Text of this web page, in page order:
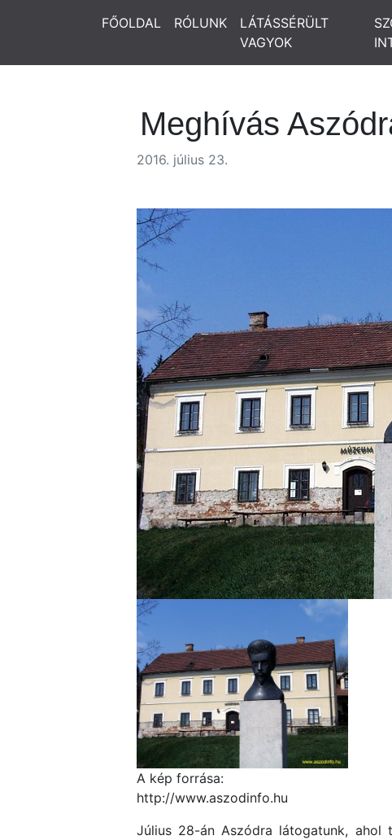
FŐOLDAL RÓLUNK
LÁTÁSSÉRÜLT
VAGYOK
Meghívás
2016. július 23.
A kép forrása:
http://www.aszodinfo.hu
Július 28-án Aszódra látogatunk, ahol